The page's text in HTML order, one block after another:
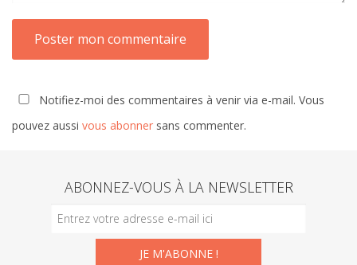
Notifiez-moi des commentaires à venir via e-mail. Vous
pouvez aussi vous abonner sans commenter.
ABONNEZ-VOUS À LA NEWSLETTER